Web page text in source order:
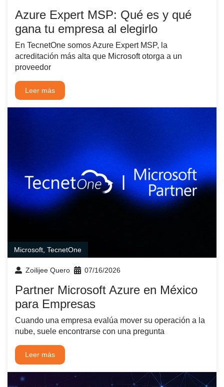
Azure Expert MSP: Qué es y qué
gana tu empresa al elegirlo
En TecnetOne somos Azure Expert MSP, la
acreditación más alta que Microsoft otorga a un
proveedor
Leer más
Microsoft, TecnetOne
Zoilijee Quero 07/16/2026
Partner Microsoft Azure en México
para Empresas
Cuando una empresa evalúa mover su operación a la
nube, suele encontrarse con una pregunta
Leer más